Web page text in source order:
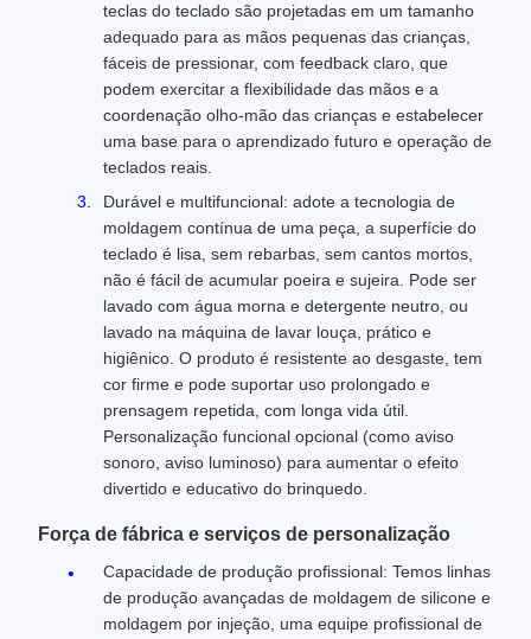
teclas do teclado são projetadas em um tamanho
adequado para as mãos pequenas das crianças,
fáceis de pressionar, com feedback claro, que
podem exercitar a flexibilidade das mãos e a
coordenação olho-mão das crianças e estabelecer
uma base para o aprendizado futuro e operação de
teclados reais.
Durável e multifuncional: adote a tecnologia de
moldagem contínua de uma peça, a superfície do
teclado é lisa, sem rebarbas, sem cantos mortos,
não é fácil de acumular poeira e sujeira. Pode ser
lavado com água morna e detergente neutro, ou
lavado na máquina de lavar louça, prático e
higiênico. O produto é resistente ao desgaste, tem
cor firme e pode suportar uso prolongado e
prensagem repetida, com longa vida útil.
Personalização funcional opcional (como aviso
sonoro, aviso luminoso) para aumentar o efeito
divertido e educativo do brinquedo.
Força de fábrica e serviços de personalização
Capacidade de produção profissional: Temos linhas
de produção avançadas de moldagem de silicone e
moldagem por injeção, uma equipe profissional de